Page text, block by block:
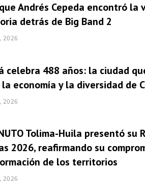
Andrés Cepeda encontró la
detrás de Big Band 2
2026
celebra 488 años: la ciudad
la economía y la diversidad de
2026
Tolima-Huila presentó su
2026, reafirmando su
de los territorios
2026